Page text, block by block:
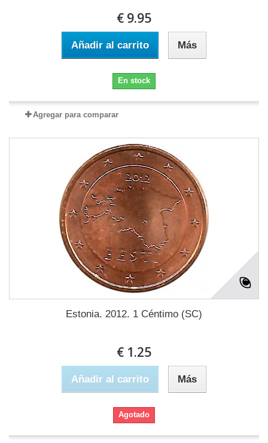
€ 9.95
Añadir al carrito Más
En stock
Agregar para comparar
Estonia. 2012. 1 Céntimo (SC)
€ 1.25
Añadir al carrito Más
Agotado